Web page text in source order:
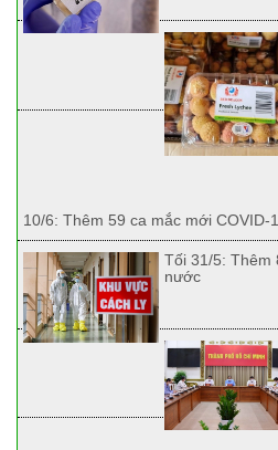
10/6: Thêm 59 ca mắc mới COVID-
Tối 31/5: Thêm
nước